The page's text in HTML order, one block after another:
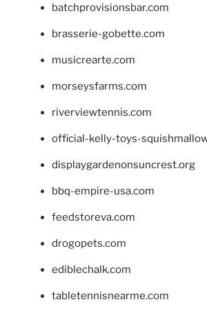
batchprovisionsbar.com
brasserie-gobette.com
musicrearte.com
morseysfarms.com
riverviewtennis.com
official-kelly-toys-
displaygardenonsuncrest.org
bbq-empire-usa.com
feedstoreva.com
drogopets.com
ediblechalk.com
tabletennisnearme.com